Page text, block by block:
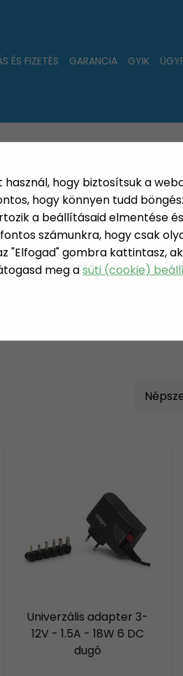
hogy biztosítsuk a
hogy könnyen tudd
a beállításaid elmentése
számunkra, hogy csak
"Elfogad" gombra kattintasz,
meg asüti (cookie)
ÉS FIZETÉS GARANCIA GYIK
PÁRSZÁZAS
AUTÓS
Univerzális adapter 3-
12V - 1.5A - 18W 6 DC
dugó